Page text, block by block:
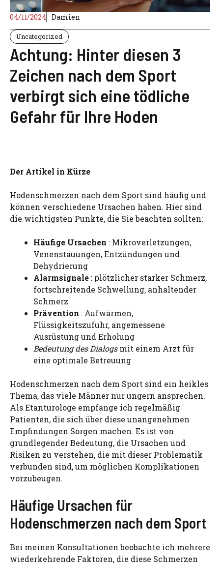
04/11/2024 Damien
Uncategorized
Achtung: Hinter diesen 3
Zeichen nach dem Sport
verbirgt sich eine tödliche
Gefahr für Ihre Hoden
Der Artikel in Kürze
Hodenschmerzen nach dem Sport sind häufig und
können verschiedene Ursachen haben. Hier sind
die wichtigsten Punkte, die Sie beachten sollten:
Häufige Ursachen : Mikroverletzungen,
Venenstauungen, Entzündungen und
Dehydrierung
Alarmsignale : plötzlicher starker Schmerz,
fortschreitende Schwellung, anhaltender
Schmerz
Prävention : Aufwärmen,
Flüssigkeitszufuhr, angemessene
Ausrüstung und Erholung
Bedeutung des Dialogsmit einem Arzt für
eine optimale Betreuung
Hodenschmerzen nach dem Sport sind ein heikles
Thema, das viele Männer nur ungern ansprechen.
Als Etanturologe empfange ich regelmäßig
Patienten, die sich über diese unangenehmen
Empfindungen Sorgen machen. Es ist von
grundlegender Bedeutung, die Ursachen und
Risiken zu verstehen, die mit dieser Problematik
verbunden sind, um möglichen Komplikationen
vorzubeugen.
Häufige Ursachen für
Hodenschmerzen nach dem Sport
Bei meinen Konsultationen beobachte ich mehrere
wiederkehrende Faktoren, die diese Schmerzen